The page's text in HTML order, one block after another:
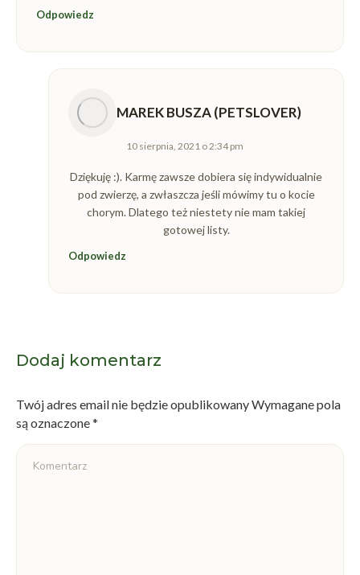
Odpowiedz
MAREK BUSZA (PETSLOVER)
napisał(a):
10 sierpnia, 2021 o 2:34 pm
Dziękuję :). Karmę zawsze dobiera się indywidualnie
pod zwierzę, a zwłaszcza jeśli mówimy tu o kocie
chorym. Dlatego też niestety nie mam takiej
gotowej listy.
Odpowiedz
Dodaj komentarz
Twój adres email nie będzie opublikowany Wymagane pola
są oznaczone*
Komentarz